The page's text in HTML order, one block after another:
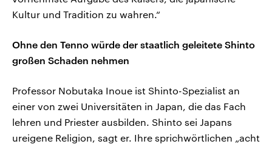
Kultur und Tradition zu wahren.“
Ohne den Tenno würde der staatlich geleitete Shinto
großen Schaden nehmen
Professor Nobutaka Inoue ist Shinto-Spezialist an
einer von zwei Universitäten in Japan, die das Fach
lehren und Priester ausbilden. Shinto sei Japans
ureigene Religion, sagt er. Ihre sprichwörtlichen „acht